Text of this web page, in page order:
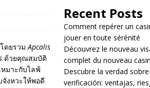
ดยรวมApcalis
ด้วยคุณสมบัติ
มาะกับไลฟ์
งหวะให้พอดี
Recent Posts
Comment repérer un
jouer en toute sérénité
Découvrez le nouveau
complet du nouveau
Descubre la verdad
verificación: ventajas,